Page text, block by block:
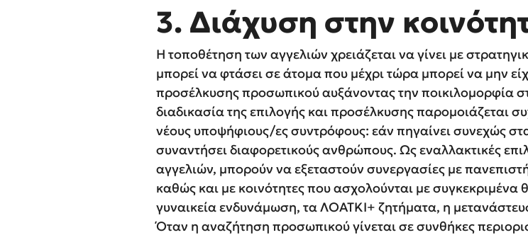
3. Διάχυση στην
Η τοποθέτηση των αγγελιών χρειάζεται να γίνει με
μπορεί να φτάσει σε άτομα που μέχρι τώρα μπορεί να μην
προσέλκυσης προσωπικού αυξάνοντας την ποικιλομορφία
διαδικασία της επιλογής και προσέλκυσης παρομοιάζεται
νέους υποψήφιους/ες συντρόφους: εάν πηγαίνει συνεχώς στα
συναντήσει διαφορετικούς ανθρώπους. Ως εναλλακτικές
αγγελιών, μπορούν να εξεταστούν συνεργασίες με
καθώς και με κοινότητες που ασχολούνται με
γυναικεία ενδυνάμωση, τα ΛΟΑΤΚΙ+ ζητήματα, η
Όταν η αναζήτηση προσωπικού γίνεται σε συνθήκες